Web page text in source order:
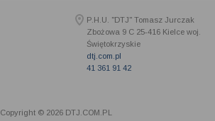
P.H.U. "DTJ" Tomasz Jurczak
Zbożowa 9 C 25-416 Kielce woj.
Świętokrzyskie
dtj.com.pl
41 361 91 42
Copyright © 2026 DTJ.COM.PL